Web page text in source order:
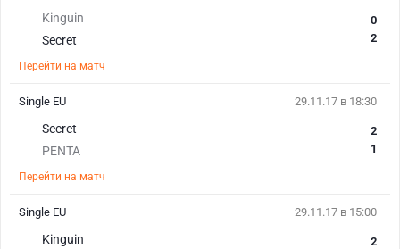
Kinguin
Secret
0
2
Перейти на матч
29.11.17 в 18:30
Secret
PENTA
2
1
Перейти на матч
Single EU
29.11.17 в 15:00
Kinguin
2
Single EU